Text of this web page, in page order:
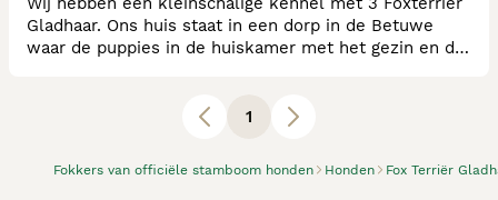
Fokkers van officiële stamboom honden Honden Fox Terriër
Gladhaar. Ons huis staat in een dorp in de Betuwe
waar de puppies in de huiskamer met het gezin en de
goede socialisatie vind ik erg belangrijk. De pups
1